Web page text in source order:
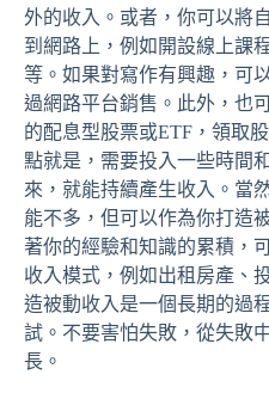
外的收入。或者，你可以將
到網路上，例如開設線上課
等。如果對寫作有興趣，可
過網路平台銷售。此外，也
的配息型股票或ETF，領取
點就是，需要投入一些時間
來，就能持續產生收入。當
能不多，但可以作為你打造
著你的經驗和知識的累積，
收入模式，例如出租房產、
造被動收入是一個長期的過
試。不要害怕失敗，從失敗
長。